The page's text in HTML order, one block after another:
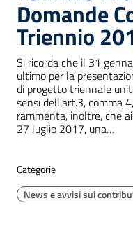
Domande
Triennio
Si ricorda che il 31
ultimo per la
di progetto triennale
sensi dell’art.3, comma
rammenta, inoltre, che
27 luglio 2017, una…
Categorie
News e avvisi sui